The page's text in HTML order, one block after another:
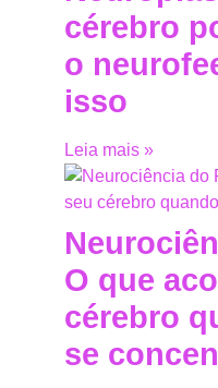
cérebro
o
isso
Leia mais »
O que
cérebro
se